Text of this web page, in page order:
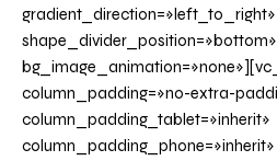
gradient_direction=»left_to_right»
shape_divider_position=»bottom»
column_padding=»no-extra-
column_padding_tablet=»inherit»
column_padding_phone=»inherit»